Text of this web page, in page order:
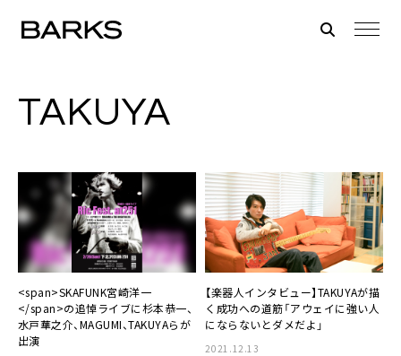
TAKUYA
<span>SKAFUNK宮崎洋一
</span>の追悼ライブに杉本恭一、
水戸華之介、MAGUMI、TAKUYAらが
出演
【楽器人インタビュー】TAKUYAが描
く成功への道筋「アウェイに強い人
にならないとダメだよ」
2021.12.13